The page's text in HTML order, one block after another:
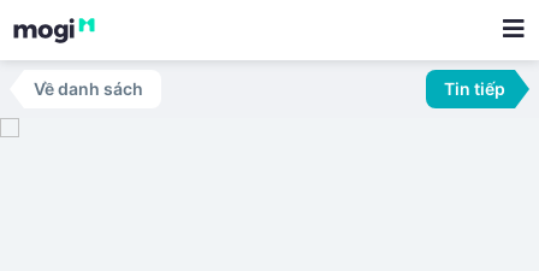
Về danh sách Tin tiếp